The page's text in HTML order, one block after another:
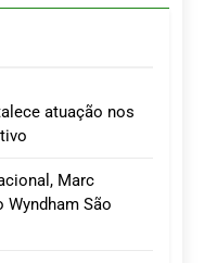
atuação nos
Marc
Wyndham São